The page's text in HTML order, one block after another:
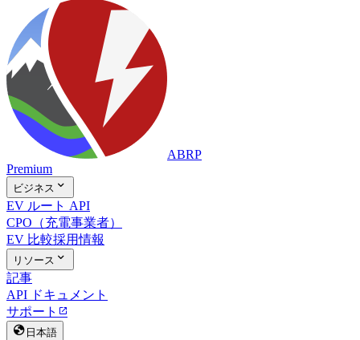
ABRP
Premium
ビジネス 
EV ルート API
CPO（充電事業者）
EV 比較採用情報
リソース 
記事
API ドキュメント
サポート 
 日本語